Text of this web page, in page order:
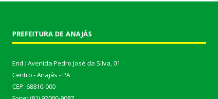
PREFEITURA DE ANAJÁS
End.: Avenida Pedro José da Silva, 01
Centro - Anajás - PA
CEP: 68810-000